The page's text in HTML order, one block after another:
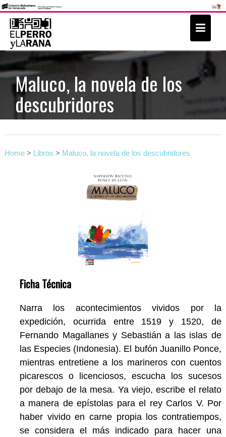
t
Maluco, la novela de los
descubridores
Home> Libros > Maluco, la novela de los descubridores
Ficha Técnica
Narra los acontecimientos vividos por la
expedición, ocurrida entre 1519 y 1520, de
Fernando Magallanes y Sebastián a las islas de
las Especies (Indonesia). El bufón Juanillo Ponce,
mientras entretiene a los marineros con cuentos
picarescos o licenciosos, escucha los sucesos
por debajo de la mesa. Ya viejo, escribe el relato
a manera de epístolas para el rey Carlos V. Por
haber vivido en carne propia los contratiempos,
se considera el más indicado para hacer una